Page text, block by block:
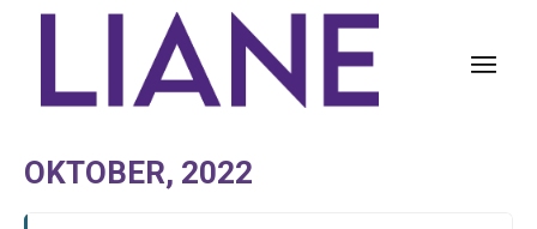
OKTOBER, 2022